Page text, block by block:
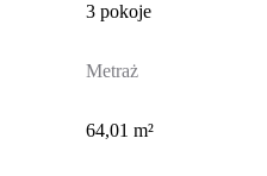
3 pokoje
Metraż
64,01 m²